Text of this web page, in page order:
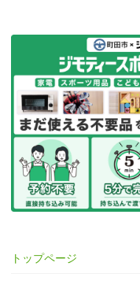
トップページ